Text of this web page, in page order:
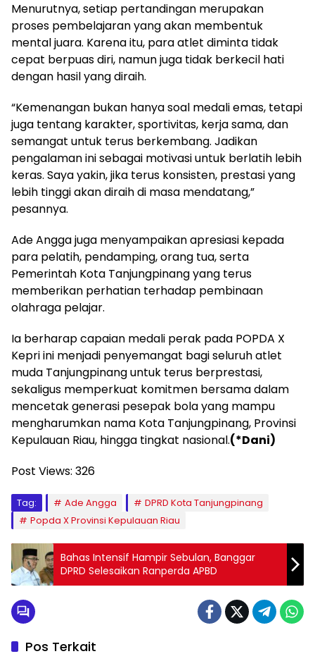
Menurutnya, setiap pertandingan merupakan
proses pembelajaran yang akan membentuk
mental juara. Karena itu, para atlet diminta tidak
cepat berpuas diri, namun juga tidak berkecil hati
dengan hasil yang diraih.
“Kemenangan bukan hanya soal medali emas, tetapi
juga tentang karakter, sportivitas, kerja sama, dan
semangat untuk terus berkembang. Jadikan
pengalaman ini sebagai motivasi untuk berlatih lebih
keras. Saya yakin, jika terus konsisten, prestasi yang
lebih tinggi akan diraih di masa mendatang,”
pesannya.
Ade Angga juga menyampaikan apresiasi kepada
para pelatih, pendamping, orang tua, serta
Pemerintah Kota Tanjungpinang yang terus
memberikan perhatian terhadap pembinaan
olahraga pelajar.
Ia berharap capaian medali perak pada POPDA X
Kepri ini menjadi penyemangat bagi seluruh atlet
muda Tanjungpinang untuk terus berprestasi,
sekaligus memperkuat komitmen bersama dalam
mencetak generasi pesepak bola yang mampu
mengharumkan nama Kota Tanjungpinang, Provinsi
Kepulauan Riau, hingga tingkat nasional.(*Dani)
Post Views: 326
Tag: Ade Angga
DPRD Kota Tanjungpinang
Popda X Provinsi Kepulauan Riau
Bahas Intensif Hampir Sebulan, Banggar
DPRD Selesaikan Ranperda APBD
Pos Terkait